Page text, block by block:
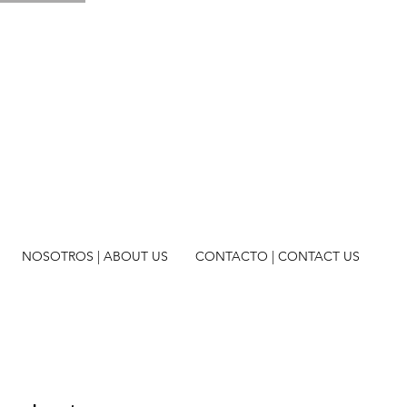
NOSOTROS | ABOUT US CONTACTO | CONTACT US